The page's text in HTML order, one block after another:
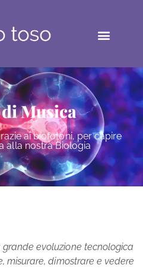
Musica
ai biofotoni, per capire
alla nostra Biologia
evoluzione tecnologica
misurare, dimostrare e vedere